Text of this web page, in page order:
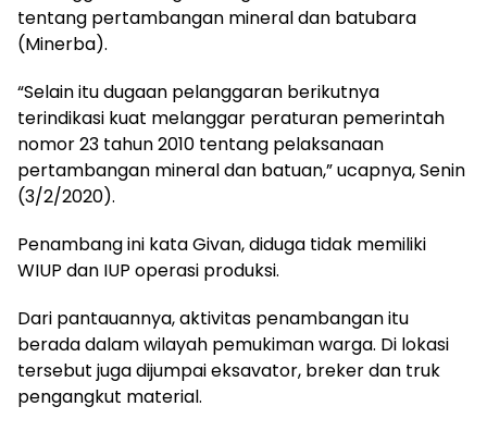
tentang pertambangan mineral dan batubara
(Minerba).
“Selain itu dugaan pelanggaran berikutnya
terindikasi kuat melanggar peraturan pemerintah
nomor 23 tahun 2010 tentang pelaksanaan
pertambangan mineral dan batuan,” ucapnya, Senin
(3/2/2020).
Penambang ini kata Givan, diduga tidak memiliki
WIUP dan IUP operasi produksi.
Dari pantauannya, aktivitas penambangan itu
berada dalam wilayah pemukiman warga. Di lokasi
tersebut juga dijumpai eksavator, breker dan truk
pengangkut material.